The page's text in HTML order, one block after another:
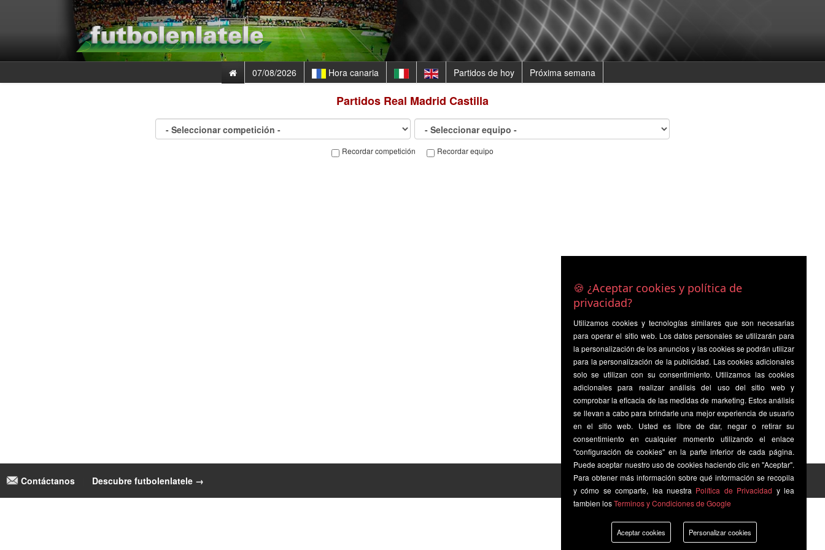
07/08/2026 Hora canaria Partidos de hoy Próxima semana
Partidos Real Madrid Castilla
Recordar competición Recordar equipo
Contáctanos Descubre futbolenlatele →
🍪 ¿Aceptar cookies y política de
privacidad?
Utilizamos cookies y tecnologías similares que son necesarias
para operar el sitio web. Los datos personales se utilizarán para
la personalización de los anuncios y las cookies se podrán utilizar
para la personalización de la publicidad. Las cookies adicionales
solo se utilizan con su consentimiento. Utilizamos las cookies
adicionales para realizar análisis del uso del sitio web y
comprobar la eficacia de las medidas de marketing. Estos análisis
se llevan a cabo para brindarle una mejor experiencia de usuario
en el sitio web. Usted es libre de dar, negar o retirar su
consentimiento en cualquier momento utilizando el enlace
"configuración de cookies" en la parte inferior de cada página.
Puede aceptar nuestro uso de cookies haciendo clic en "Aceptar".
Para obtener más información sobre qué información se recopila
y cómo se comparte, lea nuestra Política de Privacidad y lea
tambien losTerminos y Condiciones de Google
Aceptar cookies Personalizar cookies